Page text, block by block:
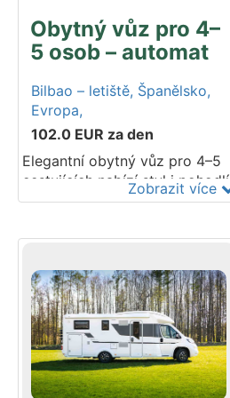
autosedačku.
Obytný vůz pro 4–
5 osob – automat
Bilbao – letiště, Španělsko,
Evropa,
102.0 EUR za den
Elegantní obytný vůz pro 4–5
cestujících nabízí styl i pohodlí.
Hlavní předností je
převodovka, která vám v
motorem o síle 160 koní
usnadní jízdu. Plně vybavená
kuchyň, prostorná ložnice a
oddělená sprcha a toaleta
dělají z obytného vozu
skutečný domov na kolečkách.
Zobrazit více